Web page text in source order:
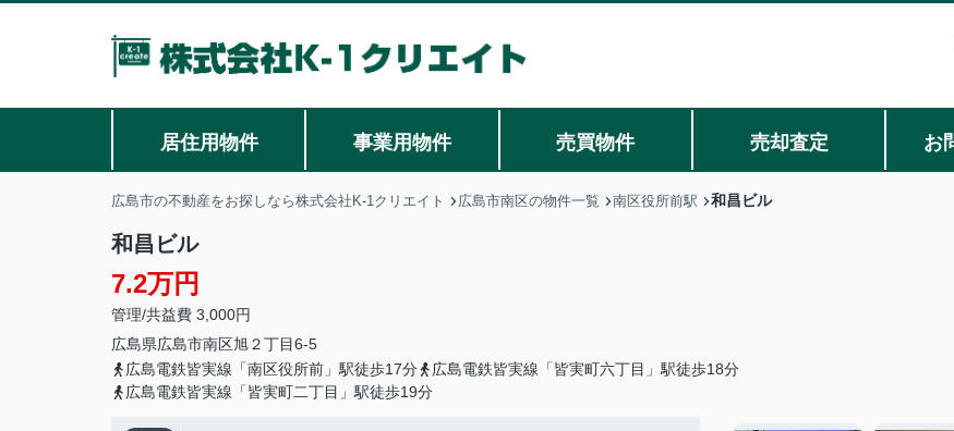
居住用物件 事業用物件 売買物件 売却査定 お
広島市の不動産をお探しなら株式会社K-1クリエイト 広島市南区の物件一覧 南区役所前駅 和昌ビル
和昌ビル
7.2万円
管理/共益費 3,000円
広島県広島市南区旭２丁目6-5
広島電鉄皆実線「南区役所前」駅徒歩17分
広島電鉄皆実線「皆実町六丁目」駅徒歩18分
広島電鉄皆実線「皆実町二丁目」駅徒歩19分